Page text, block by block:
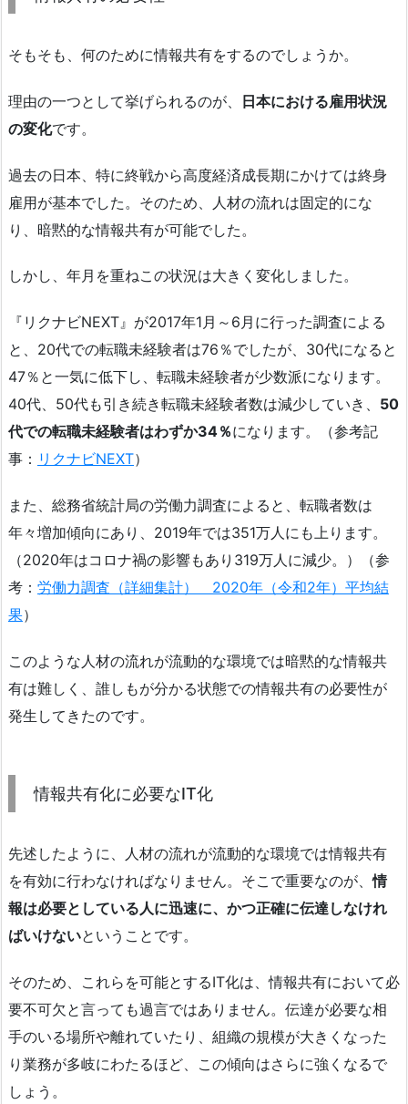
そもそも、何のために情報共有をするのでしょうか。
理由の一つとして挙げられるのが、 日本における雇用状況
の変化です。
過去の日本、特に終戦から高度経済成長期にかけては終身
雇用が基本でした。そのため、人材の流れは固定的にな
り、暗黙的な情報共有が可能でした。
しかし、年月を重ねこの状況は大きく変化しました。
『リクナビNEXT』が2017年1月～6月に行った調査による
と、20代での転職未経験者は76％でしたが、30代になると
47％と一気に低下し、転職未経験者が少数派になります。
40代、50代も引き続き転職未経験者数は減少していき、 50
代での転職未経験者はわずか34％になります。（参考記
事： リクナビNEXT）
また、総務省統計局の労働力調査によると、転職者数は
年々増加傾向にあり、2019年では351万人にも上ります。
（2020年はコロナ禍の影響もあり319万人に減少。）（参
考： 労働力調査（詳細集計） 2020年（令和2年）平均結
果）
このような人材の流れが流動的な環境では暗黙的な情報共
有は難しく、誰しもが分かる状態での情報共有の必要性が
発生してきたのです。
情報共有化に必要なIT化
先述したように、人材の流れが流動的な環境では情報共有
を有効に行わなければなりません。そこで重要なのが、情
報は必要としている人に迅速に、かつ正確に伝達しなけれ
ばいけないということです。
そのため、これらを可能とするIT化は、情報共有において必
要不可欠と言っても過言ではありません。伝達が必要な相
手のいる場所や離れていたり、組織の規模が大きくなった
り業務が多岐にわたるほど、この傾向はさらに強くなるで
しょう。